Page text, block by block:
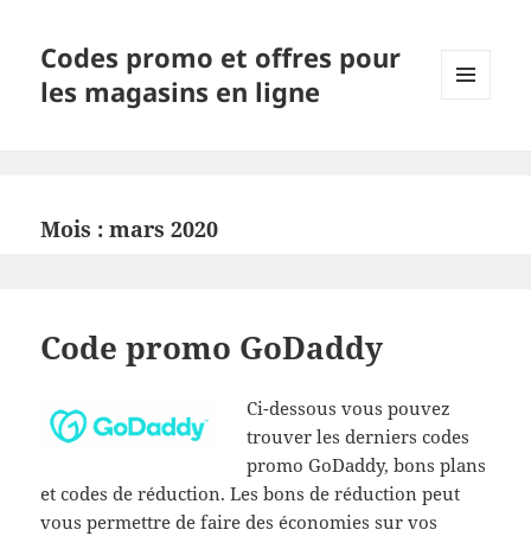
Codes promo et offres pour
les magasins en ligne
Mois :mars 2020
Code promo GoDaddy
Ci-dessous vous pouvez
trouver les derniers codes
promo GoDaddy, bons plans
et codes de réduction. Les bons de réduction peut
vous permettre de faire des économies sur vos